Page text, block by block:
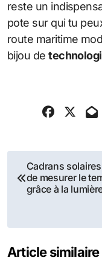
reste un
pote sur qui tu
route maritime
bijou de
Navigation
de
Cadrans solaires
de mesurer le
grâce à la
Article similaire